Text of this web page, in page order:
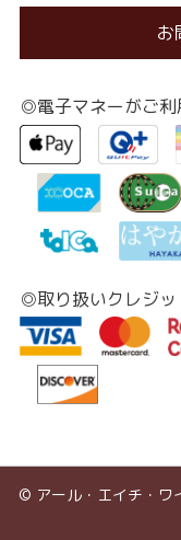
お
◎電子マネーがご利
◎取り扱いクレジッ
© アール・エイチ・ワ